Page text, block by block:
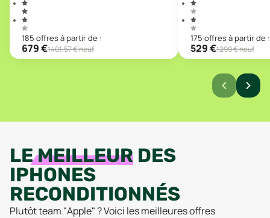
185 offresà partir de :
679€1401,57€ neuf
175 offresà partir de :
529€1299€ neuf
LEMEILLEUR DES
IPHONES
RECONDITIONNÉS
Plutôt team "Apple" ? Voici les meilleures offres